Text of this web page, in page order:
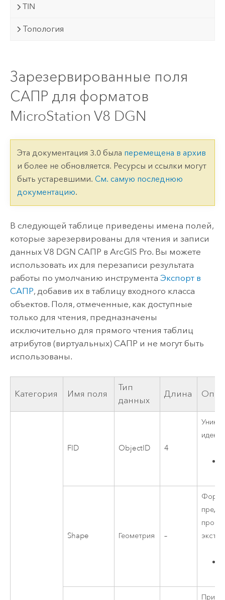
TIN
Топология
Зарезервированные поля
САПР для форматов
MicroStation V8 DGN
Эта документация 3.0 была перемещена в архив
и более не обновляется. Ресурсы и ссылки могут
быть устаревшими. См. самую последнюю
документацию.
В следующей таблице приведены имена полей,
которые зарезервированы для чтения и записи
данных V8 DGN САПР в ArcGIS Pro. Вы можете
использовать их для перезаписи результата
работы по умолчанию инструмента Экспорт в
САПР, добавив их в таблицу входного класса
объектов. Поля, отмеченные, как доступные
только для чтения, предназначены
исключительно для прямого чтения таблиц
атрибутов (виртуальных) САПР и не могут быть
использованы.
Категория Имя поля
Тип
данных
Длина
FID ObjectID 4
Shape Геометрия –